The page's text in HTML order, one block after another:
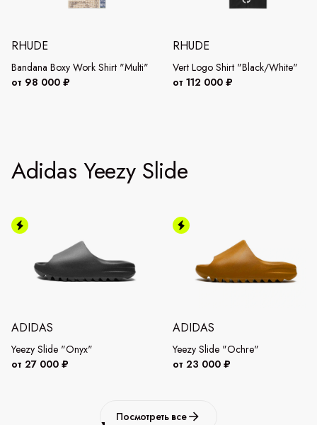
RHUDE
Bandana Boxy Work Shirt "Multi"
от 98 000 ₽
RHUDE
Vert Logo Shirt "Black/White"
от 112 000 ₽
Adidas Yeezy Slide
ADIDAS
Yeezy Slide "Onyx"
от 27 000 ₽
ADIDAS
Yeezy Slide "Ochre"
от 23 000 ₽
Посмотреть все